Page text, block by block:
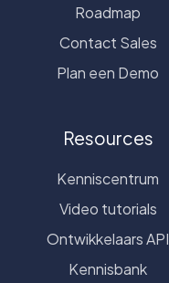
Roadmap
Contact Sales
Plan een Demo
Resources
Kenniscentrum
Video tutorials
Ontwikkelaars API
Kennisbank